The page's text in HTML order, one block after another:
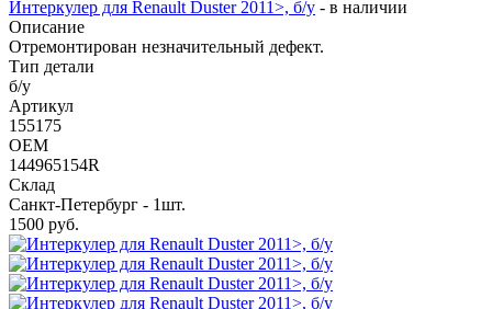
Интеркулер для Renault Duster 2011>, б/у - в наличии
Описание
Отремонтирован незначительный дефект.
Тип детали
б/у
Артикул
155175
OEM
144965154R
Склад
Санкт-Петербург - 1шт.
1500 руб.